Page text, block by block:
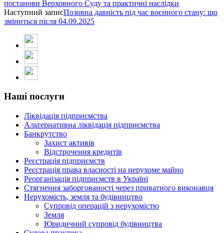
постанови Верховного Суду та практичні наслідки
Наступний записПозовна давність під час воєнного стану: що
зміниться після 04.09.2025
Наші послуги
Ліквідація підприємства
Альтернативна ліквідація підприємства
Банкрутство
Захист активів
Відстрочення кредитів
Реєстрація підприємств
Реєстрація права власності на нерухоме майно
Реорганізація підприємств в Україні
Стягнення заборгованості через приватного виконавця
Нерухомість, земля та будівництво
Супровід операцій з нерухомістю
Земля
Юридичний супровід будівництва